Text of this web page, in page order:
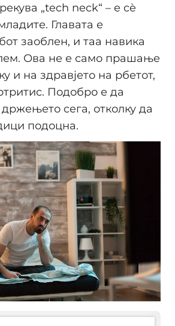
„tech neck“ – е сè
Главата е
заоблен, и таа навика
Ова не е само прашање
и на здравјето на рбетот,
Подобро е да
сега, отколку да
подоцна.